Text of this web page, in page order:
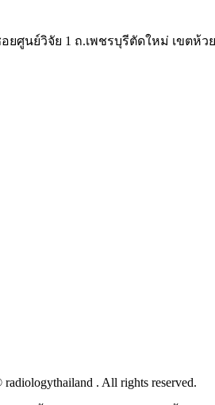
ศูนย์วิจัย 1 ถ.เพชรบุรีตัดใหม่ เขตห้วย
. All rights reserved.